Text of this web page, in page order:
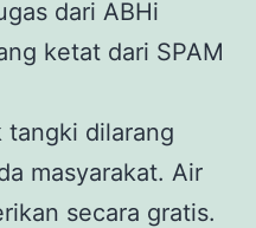
dari ABHi
ketat dari SPAM
dilarang
masyarakat. Air
secara gratis.